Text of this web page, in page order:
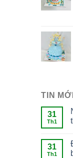
TIN
31
Th1
31
Th1